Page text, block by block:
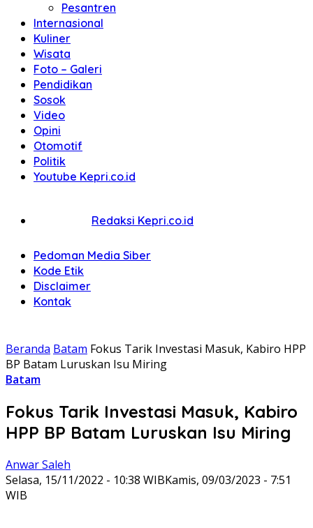
Pesantren
Internasional
Kuliner
Wisata
Foto – Galeri
Pendidikan
Sosok
Video
Opini
Otomotif
Politik
Youtube Kepri.co.id
Redaksi Kepri.co.id
Pedoman Media Siber
Kode Etik
Disclaimer
Kontak
Beranda Batam Fokus Tarik Investasi Masuk, Kabiro HPP
BP Batam Luruskan Isu Miring
Batam
Fokus Tarik Investasi Masuk, Kabiro
HPP BP Batam Luruskan Isu Miring
Anwar Saleh
Selasa, 15/11/2022 - 10:38 WIBKamis, 09/03/2023 - 7:51
WIB